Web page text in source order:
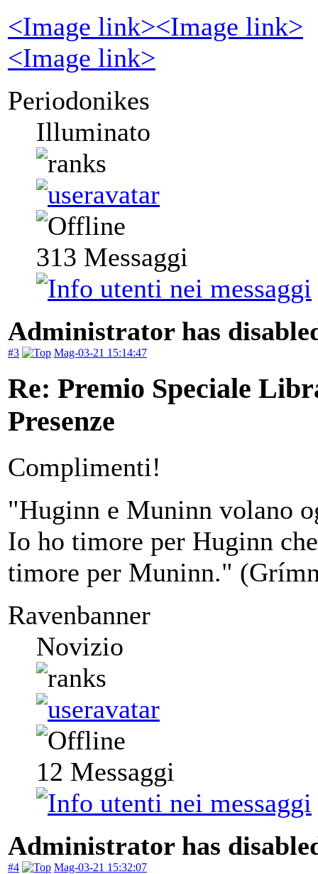
<Image link><Image link>
<Image link>
Periodonikes
Illuminato
313 Messaggi
Administrator has
#3 Mag-03-21 15:14:47
Re: Premio Speciale
Presenze
Complimenti!
"Huginn e Muninn volano
Io ho timore per Huginn
timore per Muninn."
Ravenbanner
Novizio
12 Messaggi
Administrator has
#4 Mag-03-21 15:32:07